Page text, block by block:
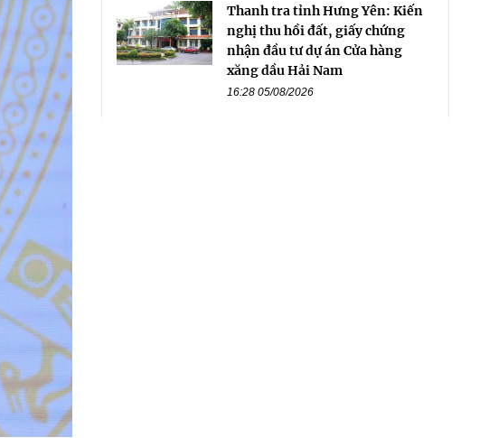
Thanh tra tỉnh Hưng Yên: Kiến
nghị thu hồi đất, giấy chứng
nhận đầu tư dự án Cửa hàng
xăng dầu Hải Nam
16:28 05/08/2026